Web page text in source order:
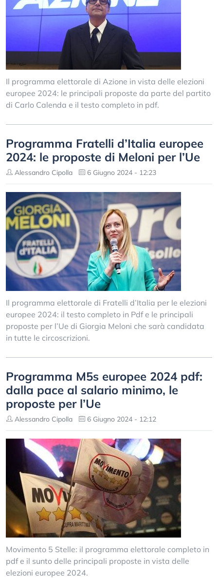
Il programma elettorale di Azione in vista delle elezioni
europee 2024: le principali proposte da parte del partito
di Carlo Calenda e il testo completo in pdf.
Programma Fratelli d’Italia europee
2024: le proposte di Meloni per l’Ue
Alessandro Cipolla 6 Giugno 2024 - 12:23
Il programma elettorale di Fratelli d’Italia per le elezioni
europee 2024: il testo completo in Pdf e le principali
proposte per l’Ue di Giorgia Meloni che sarà candidata
in tutte le circoscrizioni.
Programma M5s europee 2024 pdf:
dalla pace al salario minimo, le
proposte per l’Ue
Alessandro Cipolla 6 Giugno 2024 - 12:12
Movimento 5 Stelle: il programma elettorale completo in
pdf e il sunto delle principali proposte in vista delle
elezioni europee 2024.